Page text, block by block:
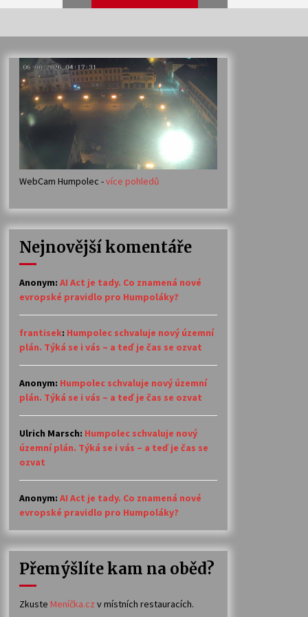
Veselí muzikanti
30. 7. 2026
Votavžatský ploty
23. 7. 2026
14. 7. 2026
30. 6. 2026
WebCam Humpolec -více pohledů
Nejnovější komentáře
Anonym: AI Act je tady. Co znamená nové
evropské pravidlo pro Humpoláky?
frantisek: Humpolec schvaluje nový územní
plán. Týká se i vás – a teď je čas se ozvat
Anonym: Humpolec schvaluje nový územní
plán. Týká se i vás – a teď je čas se ozvat
Ulrich Marsch: Humpolec schvaluje nový
územní plán. Týká se i vás – a teď je čas se
ozvat
Anonym: AI Act je tady. Co znamená nové
evropské pravidlo pro Humpoláky?
Přemýšlíte kam na oběd?
Zkuste Meníčka.cz v místních restauracích.